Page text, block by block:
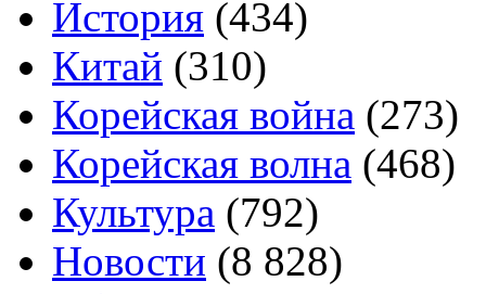
История (434)
Китай (310)
Корейская война (273)
Корейская волна (468)
Культура (792)
Новости (8 828)